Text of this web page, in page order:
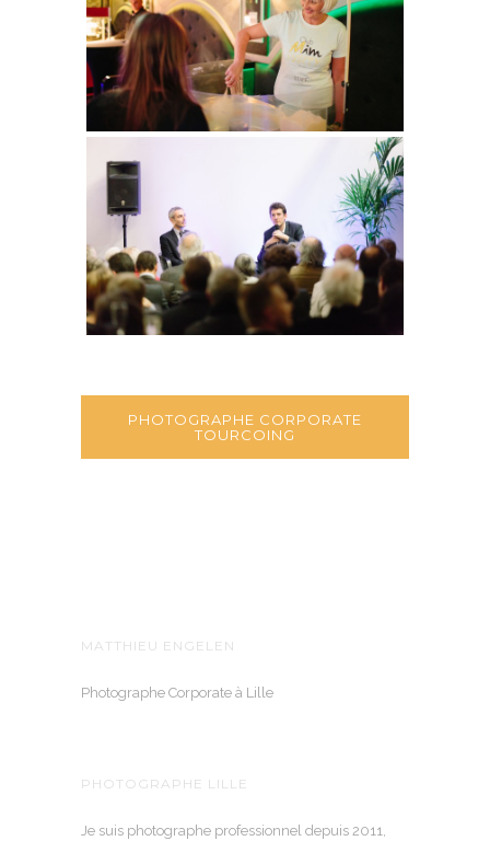
PHOTOGRAPHE CORPORATE
TOURCOING
MATTHIEU ENGELEN
Photographe Corporate à Lille
PHOTOGRAPHE LILLE
Je suis photographe professionnel depuis 2011,